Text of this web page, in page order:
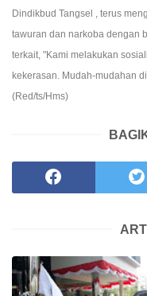
Dindikbud Tangsel , terus
tawuran dan narkoba dengan
terkait, "Kami melakukan
kekerasan. Mudah-mudahan
(Red/ts/Hms)